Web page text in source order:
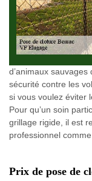
d’animaux
sécurité contre les
si vous voulez éviter
Pour qu’un soin
grillage rigide, il est
professionnel
Prix de pose de